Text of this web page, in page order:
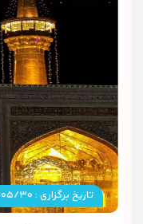
تاریخ برگزاری : ۱۴۰۵/۰۵/۳۰